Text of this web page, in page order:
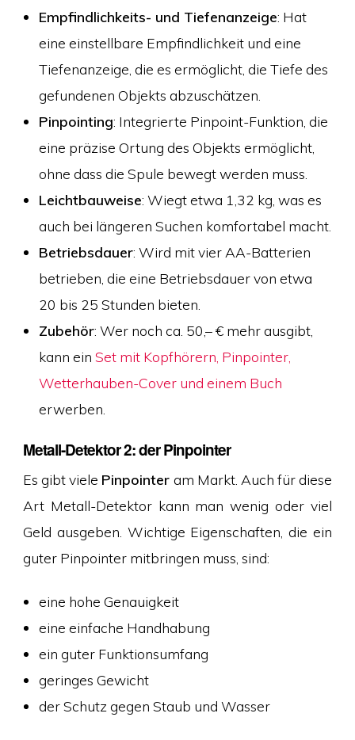
Empfindlichkeits- und Tiefenanzeige: Hat
eine einstellbare Empfindlichkeit und eine
Tiefenanzeige, die es ermöglicht, die Tiefe des
gefundenen Objekts abzuschätzen.
Pinpointing: Integrierte Pinpoint-Funktion, die
eine präzise Ortung des Objekts ermöglicht,
ohne dass die Spule bewegt werden muss.
Leichtbauweise: Wiegt etwa 1,32 kg, was es
auch bei längeren Suchen komfortabel macht.
Betriebsdauer: Wird mit vier AA-Batterien
betrieben, die eine Betriebsdauer von etwa
20 bis 25 Stunden bieten.
Zubehör: Wer noch ca. 50,– € mehr ausgibt,
kann ein Set mit Kopfhörern, Pinpointer,
Wetterhauben-Cover und einem Buch
erwerben.
Metall-Detektor 2: der Pinpointer
Es gibt viele Pinpointer am Markt. Auch für diese
Art Metall-Detektor kann man wenig oder viel
Geld ausgeben. Wichtige Eigenschaften, die ein
guter Pinpointer mitbringen muss, sind:
eine hohe Genauigkeit
eine einfache Handhabung
ein guter Funktionsumfang
geringes Gewicht
der Schutz gegen Staub und Wasser